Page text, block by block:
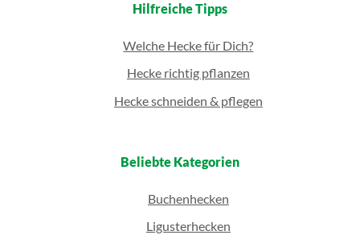
Hilfreiche Tipps
Welche Hecke für Dich?
Hecke richtig pflanzen
Hecke schneiden & pflegen
Beliebte Kategorien
Buchenhecken
Ligusterhecken